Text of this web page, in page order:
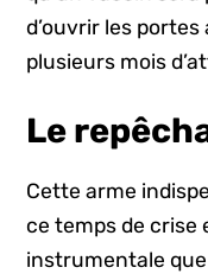
d’ouvrir les
plusieurs mois
Le
Cette arme
ce temps de crise
instrumentale que